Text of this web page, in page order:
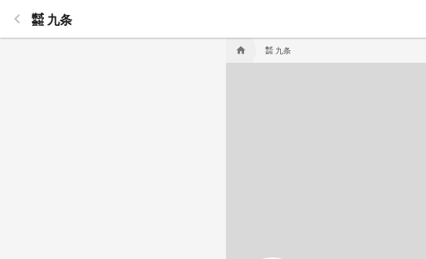
home ㍿ 九条
keyboard_arrow_left ㍿ 九条